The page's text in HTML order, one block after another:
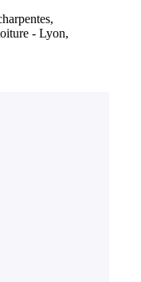
- Lyon,